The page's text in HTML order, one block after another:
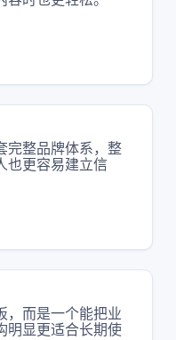
完整品牌体系，整
也更容易建立信
，而是一个能把业
明显更适合长期使